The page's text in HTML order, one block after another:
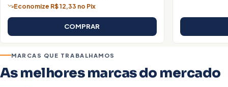
Economize R$ 12,33 no Pix
COMPRAR
MARCAS QUE TRABALHAMOS
As melhores marcas do mercado